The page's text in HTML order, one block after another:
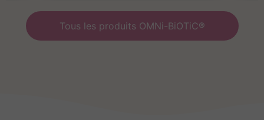
Tous les produits OMNi-BiOTiC®